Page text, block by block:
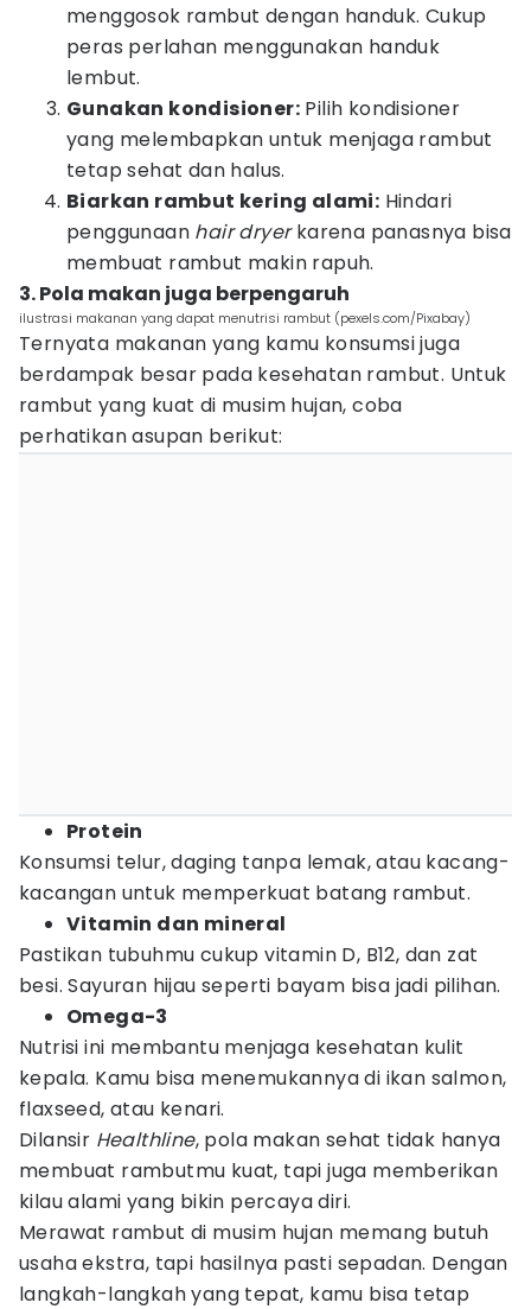
menggosok rambut dengan handuk. Cukup
peras perlahan menggunakan handuk
lembut.
Gunakan kondisioner: Pilih kondisioner
yang melembapkan untuk menjaga rambut
tetap sehat dan halus.
Biarkan rambut kering alami: Hindari
penggunaan hair dryerkarena panasnya bisa
membuat rambut makin rapuh.
3. Pola makan juga berpengaruh
ilustrasi makanan yang dapat menutrisi rambut (pexels.com/Pixabay)
Ternyata makanan yang kamu konsumsi juga
berdampak besar pada kesehatan rambut. Untuk
rambut yang kuat di musim hujan, coba
perhatikan asupan berikut:
Protein
Konsumsi telur, daging tanpa lemak, atau kacang-
kacangan untuk memperkuat batang rambut.
Vitamin dan mineral
Pastikan tubuhmu cukup vitamin D, B12, dan zat
besi. Sayuran hijau seperti bayam bisa jadi pilihan.
Omega-3
Nutrisi ini membantu menjaga kesehatan kulit
kepala. Kamu bisa menemukannya di ikan salmon,
flaxseed, atau kenari.
Dilansir Healthline, pola makan sehat tidak hanya
membuat rambutmu kuat, tapi juga memberikan
kilau alami yang bikin percaya diri.
Merawat rambut di musim hujan memang butuh
usaha ekstra, tapi hasilnya pasti sepadan. Dengan
langkah-langkah yang tepat, kamu bisa tetap